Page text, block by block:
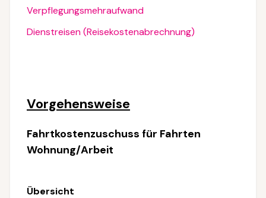
Verpflegungsmehraufwand
Dienstreisen (Reisekostenabrechnung)
Vorgehensweise
Fahrtkostenzuschuss für Fahrten
Wohnung/Arbeit
Übersicht